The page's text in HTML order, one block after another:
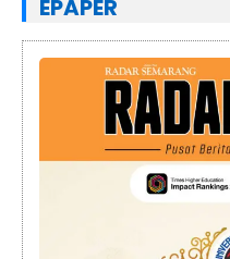
EPAPER